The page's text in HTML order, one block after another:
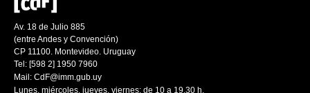
Av. 18 de Julio 885
(entre Andes y Convención)
CP 11100. Montevideo. Uruguay
Tel: [598 2] 1950 7960
Mail: CdF@imm.gub.uy
Lunes, miércoles, jueves, viernes: de 10 a 19.30 h.